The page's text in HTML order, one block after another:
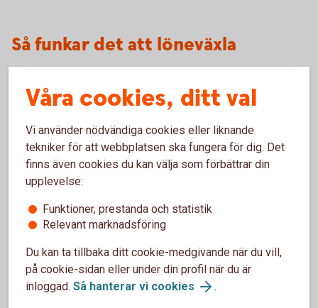
Så funkar det att löneväxla
Dina pengar placeras i en fondförsäkring
och du bestämmer själv vilka fonder du vill
placera i.
Du kan när som helst, kostnads- och
skattefritt, byta fond under spartiden.
Utbetalning måste ske under minst fem år.
och beskattas som inkomst av tjänst.
Våra cookies, ditt val
Vi använder nödvändiga cookies eller liknande
tekniker för att webbplatsen ska fungera för dig. Det
finns även cookies du kan välja som förbättrar din
upplevelse:
Funktioner, prestanda och statistik
Relevant marknadsföring
Du kan ta tillbaka ditt cookie-medgivande när du vill,
på cookie-sidan eller under din profil när du är
inloggad. Så hanterar vi cookies .